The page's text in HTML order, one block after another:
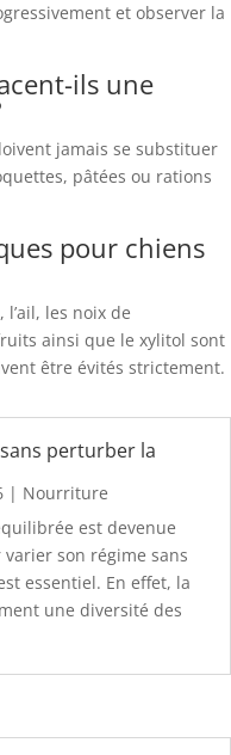
et observer la
ils une
jamais se substituer
pâtées ou rations
pour chiens
l’ail, les noix de
ainsi que le xylitol sont
être évités strictement.
perturber la
| Nourriture
est devenue
son régime sans
essentiel. En effet, la
une diversité des